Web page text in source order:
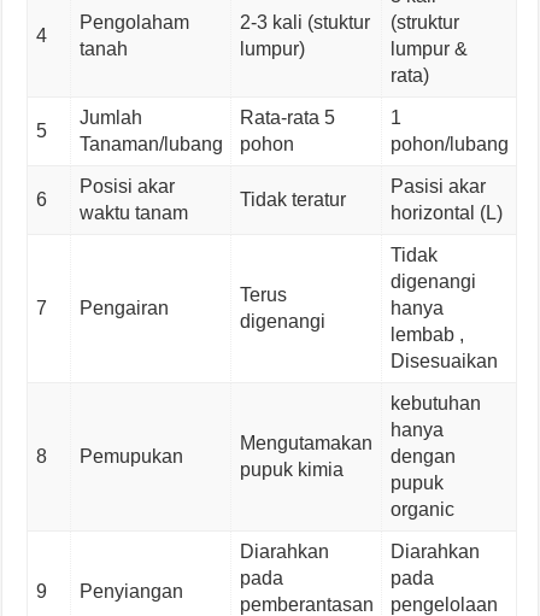
4
Pengolaham
tanah
2-3 kali (stuktur
lumpur)
(struktur
lumpur &
rata)
5
Jumlah
Tanaman/lubang
Rata-rata 5
pohon
1
pohon/lubang
6
Posisi akar
waktu tanam
Tidak teratur
Pasisi akar
horizontal (L)
7 Pengairan
Terus
digenangi
Tidak
digenangi
hanya
lembab ,
Disesuaikan
8 Pemupukan
Mengutamakan
pupuk kimia
kebutuhan
hanya
dengan
pupuk
organic
9 Penyiangan
Diarahkan
pada
pemberantasan
Diarahkan
pada
pengelolaan